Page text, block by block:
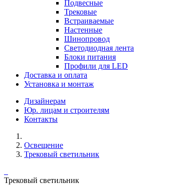
Подвесные
Трековые
Встраиваемые
Настенные
Шинопровод
Светодиодная лента
Блоки питания
Профили для LED
Доставка и оплата
Установка и монтаж
Дизайнерам
Юр. лицам и строителям
Контакты
Освещение
Трековый светильник
Трековый светильник